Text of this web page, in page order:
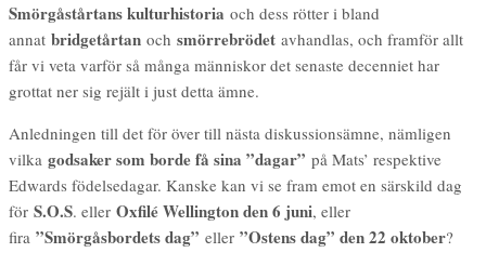
Smörgåstårtans kulturhistoria och dess rötter i bland
annat bridgetårtan och smörrebrödet avhandlas, och framför allt
får vi veta varför så många människor det senaste decenniet har
grottat ner sig rejält i just detta ämne.
Anledningen till det för över till nästa diskussionsämne, nämligen
vilka godsaker som borde få sina ”dagar” på Mats’ respektive
Edwards födelsedagar. Kanske kan vi se fram emot en särskild dag
för S.O.S. eller Oxfilé Wellington den 6 juni, eller
fira ”Smörgåsbordets dag” eller ”Ostens dag” den 22 oktober?